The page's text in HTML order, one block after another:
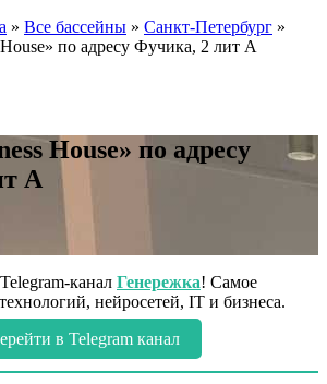
» Все бассейны » Санкт-Петербург »
по адресу Фучика, 2 лит А
House» по адресу
А
канал Генережка! Самое
нейросетей, IT и бизнеса.
в Telegram канал